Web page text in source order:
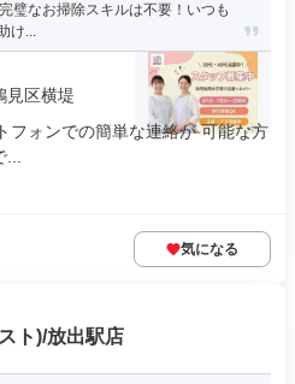
璧なお掃除スキルは不要！いつも
け...
見区横堤
フォンでの簡単な連絡が 可能な方
気になる
ト)/放出駅店